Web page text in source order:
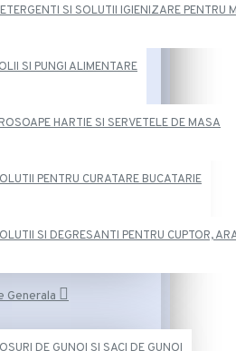
SI SOLUTII IGIENIZARE PENTRU
SI PUNGI ALIMENTARE
HARTIE SI SERVETELE DE MASA
PENTRU CURATARE BUCATARIE
SI DEGRESANTI PENTRU CUPTOR,
Generala